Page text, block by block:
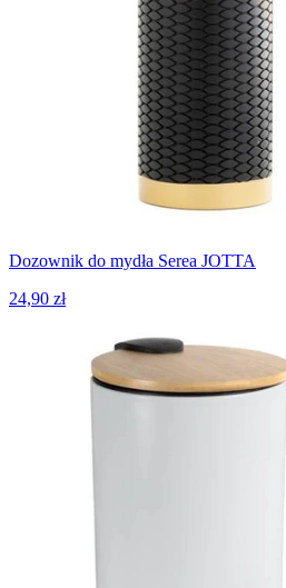
Dozownik do mydła Serea JOTTA
24,90 zł